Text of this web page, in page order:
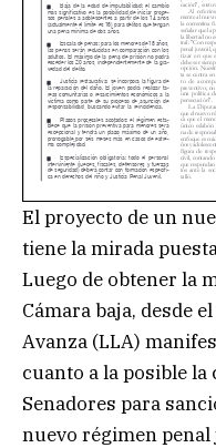
El proyecto de un
tiene la mirada
Luego de obtener la
Cámara baja, desde
Avanza (LLA)
cuanto a la posible la
Senadores para
nuevo régimen